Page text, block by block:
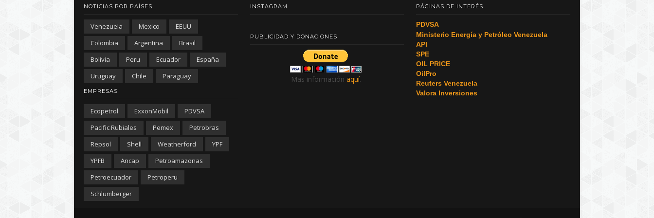
NOTICIAS POR PAÍSES
Venezuela Mexico
EEUU
Colombia
Argentina
Brasil
Bolivia
Peru Ecuador
España
Uruguay
Chile Paraguay
EMPRESAS
Ecopetrol ExxonMobil
PDVSA
Pacific Rubiales
Pemex
Petrobras
Repsol
Shell Weatherford
YPF
YPFB
Ancap
Petroamazonas
Petroecuador
Petroperu
Schlumberger
INSTAGRAM
PUBLICIDAD Y DONACIONES
Mas información aquí.
PÁGINAS DE INTERÉS
PDVSA
Ministerio Energía y Petróleo Venezuela
API
SPE
OIL PRICE
OilPro
Reuters Venezuela
Valora Inversiones